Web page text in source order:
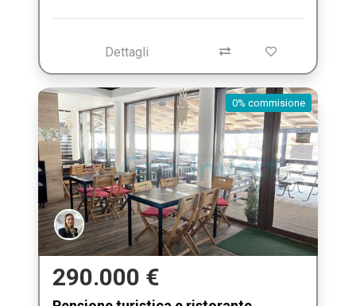
Dettagli
0% commisione
290.000 €